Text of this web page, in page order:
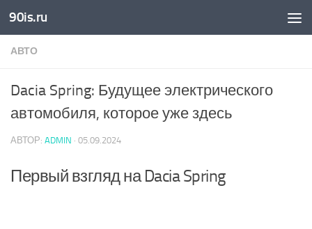
Skip to content
90is.ru
АВТО
Dacia Spring: Будущее электрического
автомобиля, которое уже здесь
АВТОР: ADMIN · 05.09.2024
Первый взгляд на Dacia Spring